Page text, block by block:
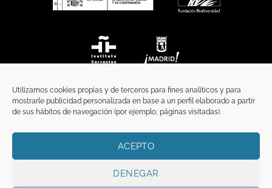
Utilizamos cookies propias y de terceros para fines analíticos y para
mostrarle publicidad personalizada en base a un perfil elaborado a partir
de sus hábitos de navegación (por ejemplo, páginas visitadas).
ACEPTO
DENEGAR
TÉRMINOS Y CONDICIONES